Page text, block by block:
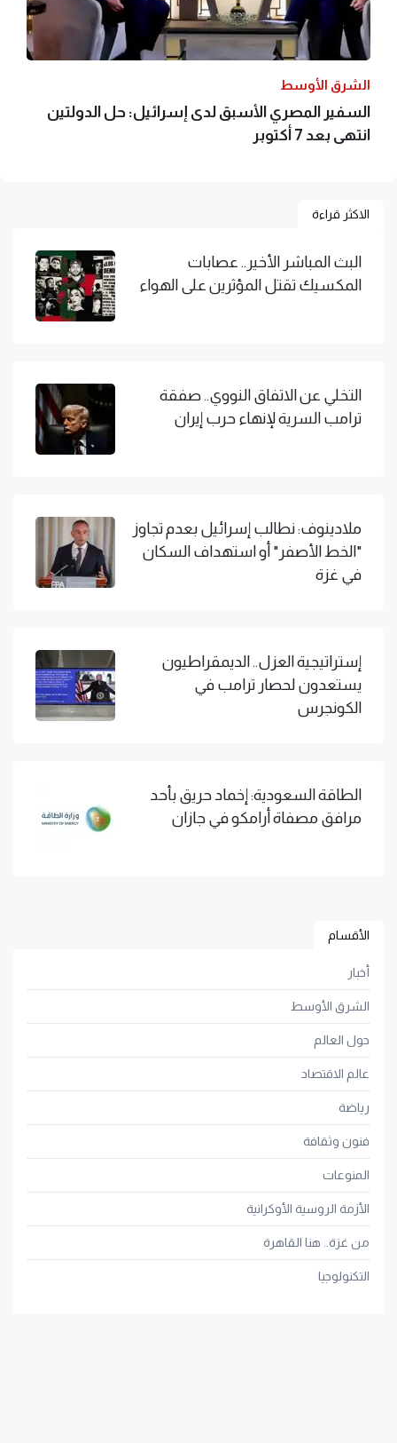
الشرق الأوسط
السفير المصري الأسبق لدى إسرائيل: حل الدولتين
انتهى بعد 7 أكتوبر
الاكثر قراءة
البث المباشر الأخير.. عصابات
المكسيك تقتل المؤثرين على الهواء
التخلي عن الاتفاق النووي.. صفقة
ترامب السرية لإنهاء حرب إيران
ملادينوف: نطالب إسرائيل بعدم تجاوز
"الخط الأصفر" أو استهداف السكان
في غزة
إستراتيجية العزل.. الديمقراطيون
يستعدون لحصار ترامب في
الكونجرس
الطاقة السعودية: إخماد حريق بأحد
مرافق مصفاة أرامكو في جازان
الأقسام
أخبار
الشرق الأوسط
حول العالم
عالم الاقتصاد
رياضة
فنون وثقافة
المنوعات
الأزمة الروسية الأوكرانية
من غزة.. هنا القاهرة
التكنولوجيا